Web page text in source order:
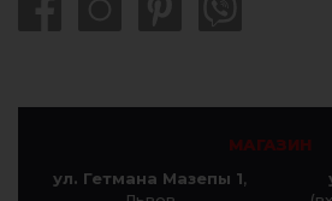
МАГАЗИН
ул. Гетмана Мазепы 1,